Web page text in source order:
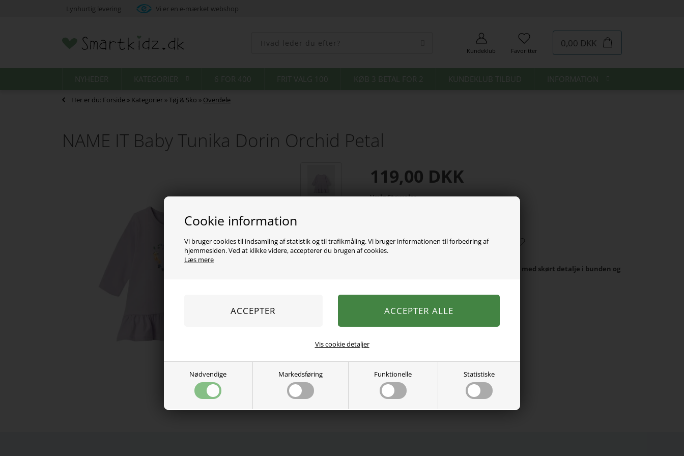
Cookie information
Vi bruger cookies til indsamling af statistik og til trafikmåling. Vi bruger informationen til forbedring af
hjemmesiden. Ved at klikke videre, accepterer du brugen af cookies.
Læs mere
Nødvendige Markedsføring Funktionelle Statistiske
Vis cookie detaljer
Lynhurtig levering Vi er en e-mærket webshop
Kundeklub Favoritter
0,00 DKK
NYHEDER KATEGORIER 6 FOR 400 FRIT VALG 100 KØB 3 BETAL FOR 2 KUNDEKLUB TILBUD INFORMATION
Her er du: Forside » Kategorier »Tøj & Sko » Overdele
NAME IT Baby Tunika Dorin Orchid Petal
119,00 DKK
Vælg Størrelse
Super sød tunika bluse fra Name it. Blusen er med skørt detalje i bunden og
95% økologisk bomuld, 5% elastan.
Se mere fraName It